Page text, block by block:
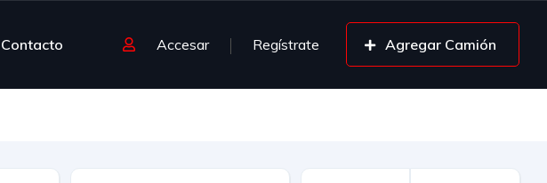
Contacto Accesar Regístrate Agregar Camión